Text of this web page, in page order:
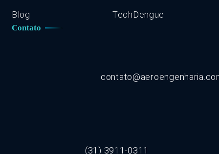
Blog
TechDengue
Contato
(31) 3911-0311